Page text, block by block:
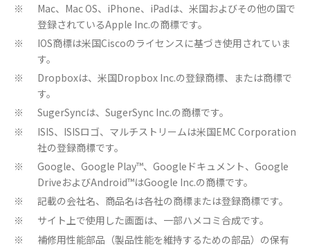
※
Mac、Mac OS、iPhone、iPadは、米国およびその他の国で
登録されているApple Inc.の商標です。
※
IOS商標は米国Ciscoのライセンスに基づき使用されていま
す。
※
Dropboxは、米国Dropbox Inc.の登録商標、または商標で
す。
※ SugerSyncは、SugerSync Inc.の商標です。
※
ISIS、ISISロゴ、マルチストリームは米国EMC Corporation
社の登録商標です。
※
Google、Google Play™、Googleドキュメント、Google
DriveおよびAndroid™はGoogle Inc.の商標です。
※ 記載の会社名、商品名は各社の商標または登録商標です。
※ サイト上で使用した画面は、一部ハメコミ合成です。
※ 補修用性能部品（製品性能を維持するための部品）の保有